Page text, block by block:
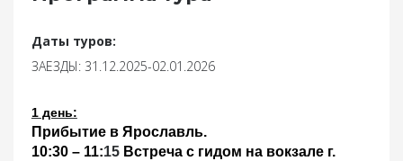
Даты туров:
ЗАЕЗДЫ: 31.12.2025-02.01.2026
1 день:
Прибытие в Ярославль.
10:30 – 11:15 Встреча с гидом на вокзале г.